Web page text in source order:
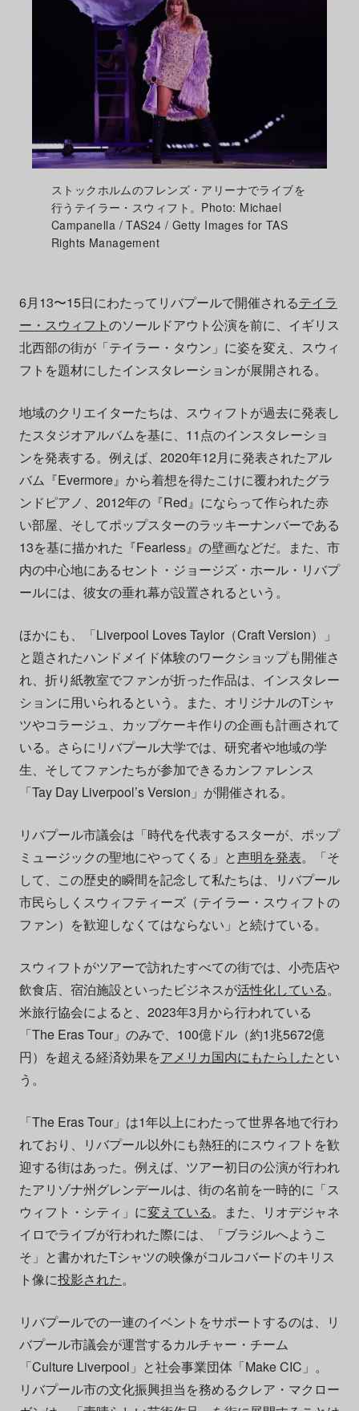
ストックホルムのフレンズ・アリーナでライブを
行うテイラー・スウィフト。Photo: Michael
Campanella / TAS24 / Getty Images for TAS
Rights Management
6月13〜15日にわたってリバプールで開催されるテイラ
ー・スウィフトのソールドアウト公演を前に、イギリス
北西部の街が「テイラー・タウン」に姿を変え、スウィ
フトを題材にしたインスタレーションが展開される。
地域のクリエイターたちは、スウィフトが過去に発表し
たスタジオアルバムを基に、11点のインスタレーショ
ンを発表する。例えば、2020年12月に発表されたアル
バム『Evermore』から着想を得たこけに覆われたグラ
ンドピアノ、2012年の『Red』にならって作られた赤
い部屋、そしてポップスターのラッキーナンバーである
13を基に描かれた『Fearless』の壁画などだ。また、市
内の中心地にあるセント・ジョージズ・ホール・リバプ
ールには、彼女の垂れ幕が設置されるという。
ほかにも、「Liverpool Loves Taylor（Craft Version）」
と題されたハンドメイド体験のワークショップも開催さ
れ、折り紙教室でファンが折った作品は、インスタレー
ションに用いられるという。また、オリジナルのTシャ
ツやコラージュ、カップケーキ作りの企画も計画されて
いる。さらにリバプール大学では、研究者や地域の学
生、そしてファンたちが参加できるカンファレンス
「Tay Day Liverpool’s Version」が開催される。
リバプール市議会は「時代を代表するスターが、ポップ
ミュージックの聖地にやってくる」と声明を発表。「そ
して、この歴史的瞬間を記念して私たちは、リバプール
市民らしくスウィフティーズ（テイラー・スウィフトの
ファン）を歓迎しなくてはならない」と続けている。
スウィフトがツアーで訪れたすべての街では、小売店や
飲食店、宿泊施設といったビジネスが活性化している。
米旅行協会によると、2023年3月から行われている
「The Eras Tour」のみで、100億ドル（約1兆5672億
円）を超える経済効果をアメリカ国内にもたらしたとい
う。
「The Eras Tour」は1年以上にわたって世界各地で行わ
れており、リバプール以外にも熱狂的にスウィフトを歓
迎する街はあった。例えば、ツアー初日の公演が行われ
たアリゾナ州グレンデールは、街の名前を一時的に「ス
ウィフト・シティ」に変えている。また、リオデジャネ
イロでライブが行われた際には、「ブラジルへようこ
そ」と書かれたTシャツの映像がコルコバードのキリス
ト像に投影された。
リバプールでの一連のイベントをサポートするのは、リ
バプール市議会が運営するカルチャー・チーム
「Culture Liverpool」と社会事業団体「Make CIC」。
リバプール市の文化振興担当を務めるクレア・マクロー